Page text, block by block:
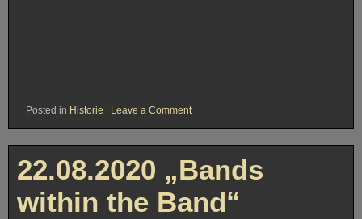
Posted in Historie Leave a Commenton
19:10
–
Jazz
am
2022,
Domfreihof,
22.08.2020 „Bands
within the Band“